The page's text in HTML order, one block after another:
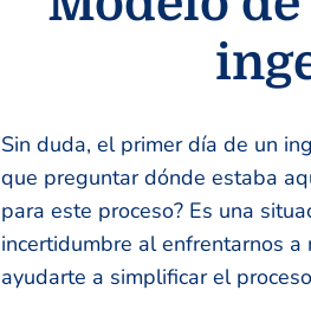
Sin duda, el primer día de un
que preguntar dónde estaba
para este proceso? Es una
incertidumbre al enfrentarnos
ayudarte a simplificar el